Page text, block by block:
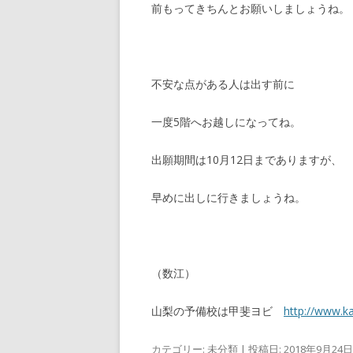
前もってきちんとお願いしましょうね。
不安な点がある人は出す前に
一度5階へお越しになってね。
出願期間は10月12日までありますが、
早めに出しに行きましょうね。
（数江）
山梨の予備校は甲斐ヨビ http://
カテゴリー: 未分類 | 投稿日: 2018年9月24日